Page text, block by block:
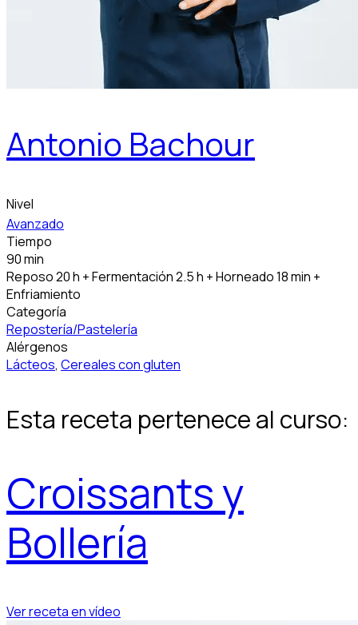
Antonio Bachour
Nivel
Avanzado
Tiempo
90 min
Reposo 20 h + Fermentación 2.5 h + Horneado 18 min +
Enfriamiento
Categoría
Repostería/Pastelería
Alérgenos
Lácteos, Cereales con gluten
Esta receta pertenece al curso:
Croissants y
Bollería
Ver receta en vídeo